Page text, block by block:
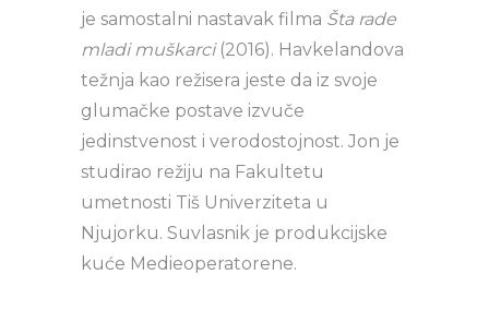
je samostalni nastavak filma Šta rade
mladi muškarci (2016). Havkelandova
težnja kao režisera jeste da iz svoje
glumačke postave izvuče
jedinstvenost i verodostojnost. Jon je
studirao režiju na Fakultetu
umetnosti Tiš Univerziteta u
Njujorku. Suvlasnik je produkcijske
kuće Medieoperatorene.